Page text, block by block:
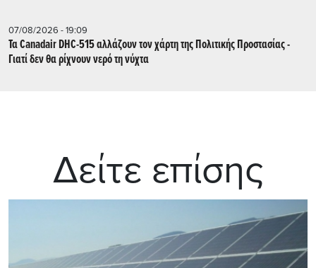
07/08/2026 - 19:09
Τα Canadair DHC-515 αλλάζουν τον χάρτη της Πολιτικής Προστασίας -
Γιατί δεν θα ρίχνουν νερό τη νύχτα
Δείτε επίσης